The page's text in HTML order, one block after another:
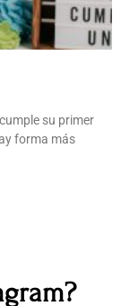
su primer
forma más